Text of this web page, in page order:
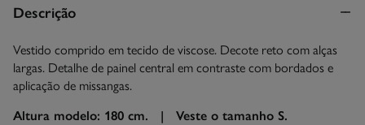
Descrição
Vestido comprido em tecido de viscose. Decote reto com alças
largas. Detalhe de painel central em contraste com bordados e
aplicação de missangas.
Altura modelo: 180 cm. | Veste o tamanho S.